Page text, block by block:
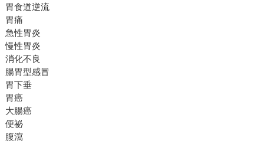
胃食道逆流
胃痛
急性胃炎
慢性胃炎
消化不良
腸胃型感冒
胃下垂
胃癌
大腸癌
便祕
腹瀉